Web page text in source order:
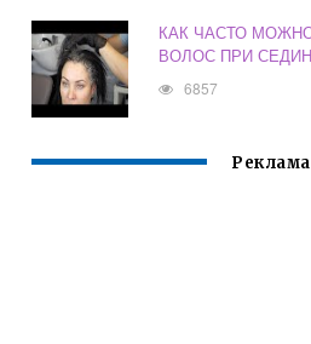
КАК ЧАСТО
ВОЛОС ПРИ
6857
Реклама